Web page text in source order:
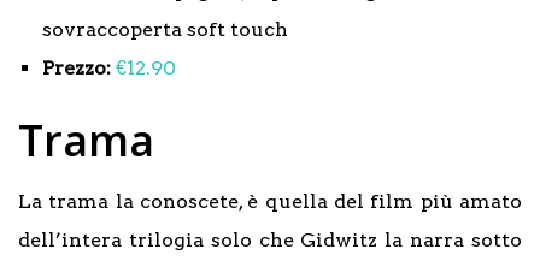
sovraccoperta soft touch
Prezzo: €12.90
Trama
La trama la conoscete, è quella del film più amato
dell’intera trilogia solo che Gidwitz la narra sotto